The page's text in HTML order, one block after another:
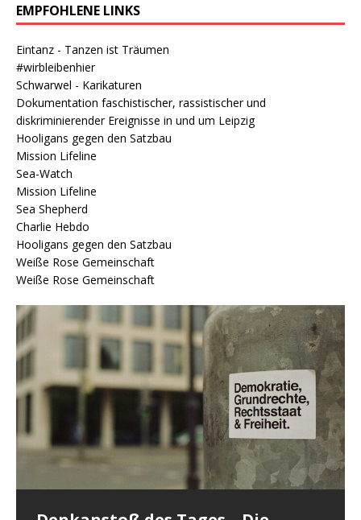
EMPFOHLENE LINKS
Eintanz - Tanzen ist Träumen
#wirbleibenhier
Schwarwel - Karikaturen
Dokumentation faschistischer, rassistischer und
diskriminierender Ereignisse in und um Leipzig
Hooligans gegen den Satzbau
Mission Lifeline
Sea-Watch
Mission Lifeline
Sea Shepherd
Charlie Hebdo
Hooligans gegen den Satzbau
Weiße Rose Gemeinschaft
Weiße Rose Gemeinschaft